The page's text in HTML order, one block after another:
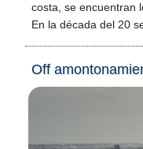
costa, se encuentran
En la década del 20
Off